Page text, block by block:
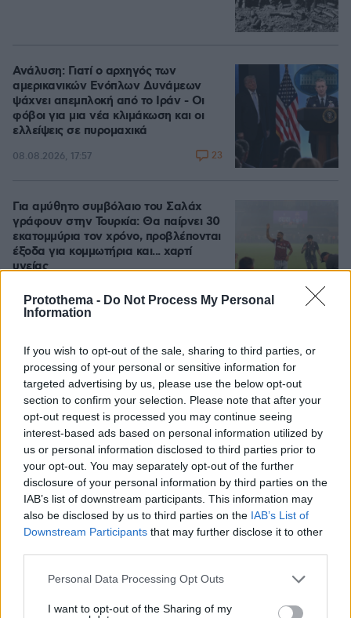
Protothema - Do Not Process My Personal
Information
If you wish to opt-out of the sale, sharing to third parties, or
processing of your personal or sensitive information for
targeted advertising by us, please use the below opt-out
section to confirm your selection. Please note that after your
opt-out request is processed you may continue seeing
interest-based ads based on personal information utilized by
us or personal information disclosed to third parties prior to
your opt-out. You may separately opt-out of the further
disclosure of your personal information by third parties on the
IAB’s list of downstream participants. This information may
also be disclosed by us to third parties on the IAB’s List of
Downstream Participants that may further disclose it to other
Please note that this website/app uses one or more Google
not limited to your visit or usage behaviour. You may click to
Personal Data Processing Opt Outs
I want to opt-out of the Sharing of my
Ανάλυση: Γιατί ο αρχηγός των
αμερικανικών Ενόπλων Δυνάμεων
ψάχνει απεμπλοκή από το Ιράν - Οι
φόβοι για μια νέα κλιμάκωση και οι
ελλείψεις σε πυρομαχικά
08.08.2026, 17:57 23
Για αμύθητο συμβόλαιο του Σαλάχ
γράφουν στην Τουρκία: Θα παίρνει 30
εκατομμύρια τον χρόνο, προβλέπονται
έξοδα για κομμωτήρια και... χαρτί
υγείας
Συνετρίβη πυροσβεστικό ελικόπτερο
ενώ επιχειρούσε σε μεγάλη δασική
πυρκαγιά στη Γιούτα
08.08.2026, 09:34 1
Μαρία Εκμεκτσίογλου: Ζω καθημερινά
θαύματα, πρώτα είναι ο Θεός και μετά
οι γιοι μου
08.08.2026, 11:48 22